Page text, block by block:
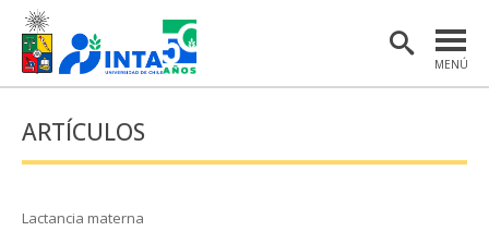
MENÚ
INSTITUTO
ARTÍCULOS
Lactancia materna